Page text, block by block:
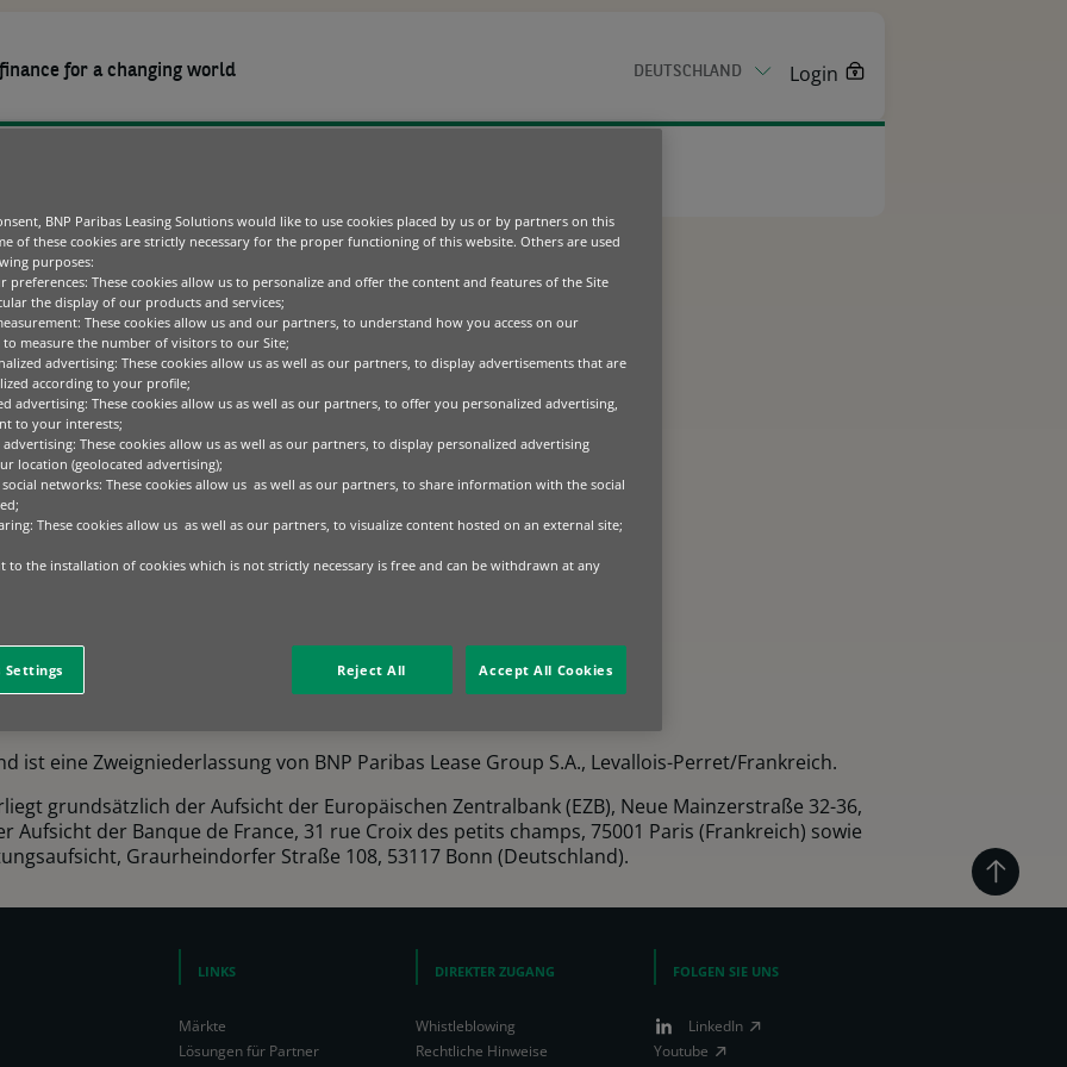
for a changing world DEUTSCHLAND Login
Green Tech
ICT
Medizintechnik
Office Equipment
Specialised Technology
Finanzierungslösungen für Betriebssausstattung
Blog
Nachhaltigkeit
Pressemitteilungen
Unser Verhaltenskodex
Die Geschäftsbereiche
Nachhaltige
Wirtschaft
Mitarbeitenden
| Anh Tuan Nguyen
ist eine Zweigniederlassung von BNP Paribas Lease Group S.A., Levallois-Perret/Frankreich.
grundsätzlich der Aufsicht der Europäischen Zentralbank (EZB), Neue Mainzerstraße 32-36,
Aufsicht der Banque de France, 31 rue Croix des petits champs, 75001 Paris (Frankreich) sowie
Graurheindorfer Straße 108, 53117 Bonn (Deutschland).
LINKS
Märkte
Lösungen für Partner
DIREKTER ZUGANG
Whistleblowing
Rechtliche Hinweise
FOLGEN SIE UNS
LinkedIn
Youtube
BNP Paribas Leasing Solutions would like to use cookies placed by us or by partners on this
of these cookies are strictly necessary for the proper functioning of this website. Others are used
purposes:
preferences: These cookies allow us to personalize and offer the content and features of the Site
the display of our products and services;
These cookies allow us and our partners, to understand how you access on our
to measure the number of visitors to our Site;
advertising: These cookies allow us as well as our partners, to display advertisements that are
according to your profile;
advertising: These cookies allow us as well as our partners, to offer you personalized advertising,
to your interests;
advertising: These cookies allow us as well as our partners, to display personalized advertising
location (geolocated advertising);
networks: These cookies allow us as well as our partners, to share information with the social
These cookies allow us as well as our partners, to visualize content hosted on an external site;
to the installation of cookies which is not strictly necessary is free and can be withdrawn at any
Settings Reject All Accept All Cookies